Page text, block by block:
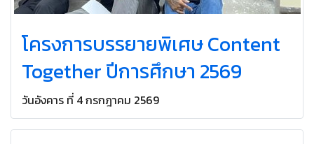
โครงการบรรยายพิเศษ Content
Together ปีการศึกษา 2569
วันอังคาร ที่ 4 กรกฎาคม 2569